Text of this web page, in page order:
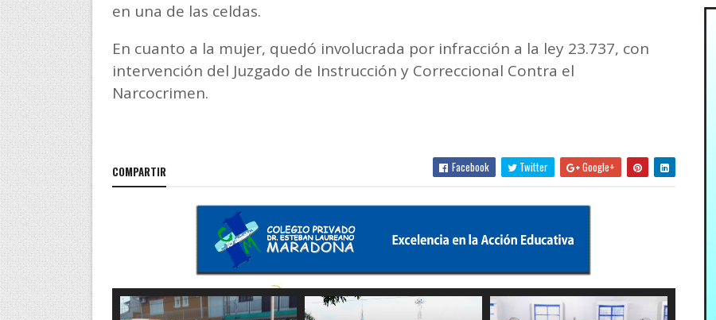
en una de las celdas.
En cuanto a la mujer, quedó involucrada por infracción a la ley 23.737, con
intervención del Juzgado de Instrucción y Correccional Contra el
Narcocrimen.
COMPARTIR Facebook Twitter Google+